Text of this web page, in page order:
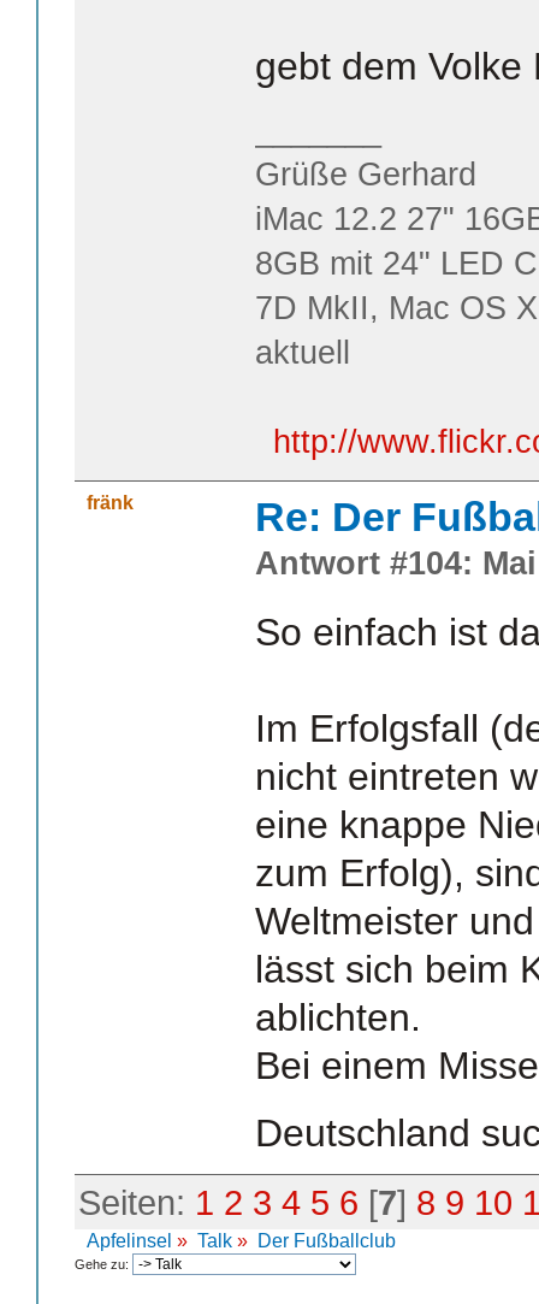
gebt dem
Grüße Gerhard
iMac 12.2 27"
8GB mit 24" LED
7D MkII, Mac OS
aktuell
http://
fränk Re: Der
Antwort #104:
So einfach ist
Im Erfolgsfall
nicht eintreten
eine knappe
zum Erfolg),
Weltmeister
lässt sich beim
ablichten.
Bei einem
Deutschland
Seiten: 1 2 3 4 5 6 [7] 8 9 10
Apfelinsel » Talk » Der Fußballclub
Gehe zu: